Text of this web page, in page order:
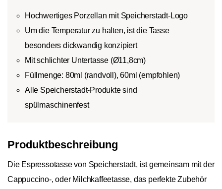
Hochwertiges Porzellan mit Speicherstadt-Logo
Um die Temperatur zu halten, ist die Tasse
besonders dickwandig konzipiert
Mit schlichter Untertasse (Ø11,8cm)
Füllmenge: 80ml (randvoll), 60ml (empfohlen)
Alle Speicherstadt-Produkte sind
spülmaschinenfest
Produktbeschreibung
Die Espressotasse von Speicherstadt, ist gemeinsam mit der
Cappuccino-, oder Milchkaffeetasse, das perfekte Zubehör